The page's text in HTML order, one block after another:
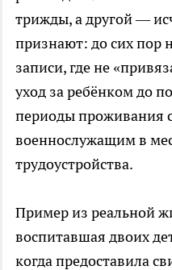
трижды, а другой —
признают: до сих пор
записи, где не
уход за ребёнком до
периоды проживания
военнослужащим в
трудоустройства.
Пример из реальной
воспитавшая двоих
когда предоставила